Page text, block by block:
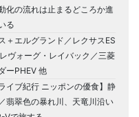
化の流れは止まるどころか進
る
＋エルグランド／レクサスES
ヴォーグ・レイバック／三菱
ーPHEV 他
イブ紀行 ニッポンの優食】静
翡翠色の暴れ川、天竜川沿い